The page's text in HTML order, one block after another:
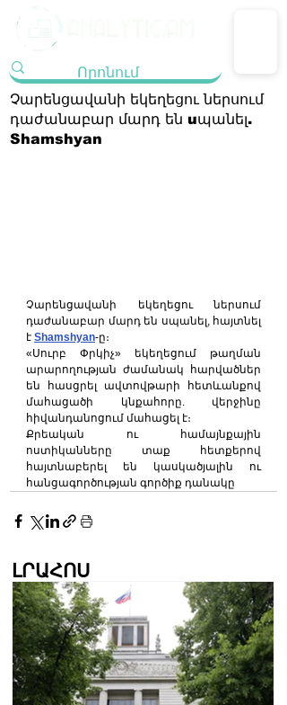
Չարենցավանի եկեղեցու ներսում
դաժանաբար մարդ են uպանել.
Shamshyan
Չարենցավանի եկեղեցու ներսում
դաժանաբար մարդ են սպանել, հայտնել
է Shamshyan-ը։
«Սուրբ Փրկիչ» եկեղեցում թաղման
արարողության ժամանակ հարվածներ
են հասցրել ավտովթարի հետևանքով
մահացածի կնքահորը. վերջինը
հիվանդանոցում մահացել է։
Քրեական ու համայնքային
ոստիկանները տաք հետքերով
հայտնաբերել են կասկածյալին ու
հանցագործության գործիք դանակը
ԼՐԱՀՈՍ